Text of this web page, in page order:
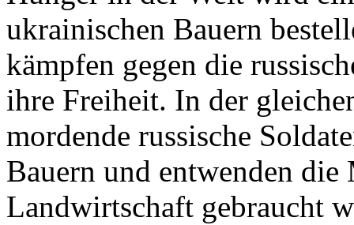
ukrainischen Bauern
kämpfen gegen die
ihre Freiheit. In der
mordende russische
Bauern und entwenden
Landwirtschaft gebraucht